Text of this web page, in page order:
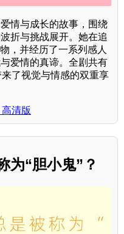
情与成长的故事，围绕
折与挑战展开。她在追
，并经历了一系列感人
爱情的真谛。全剧共有
了视觉与情感的双重享
清版
为“胆小鬼”？